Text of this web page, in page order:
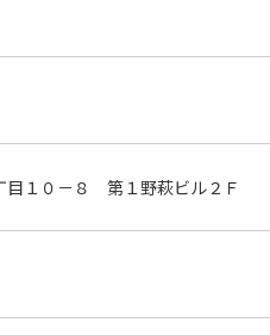
目１０－８ 第１野萩ビル２Ｆ